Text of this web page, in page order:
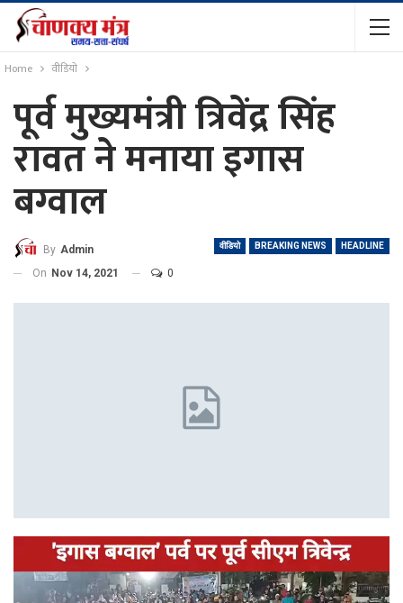
Home वीडियो
पूर्व मुख्यमंत्री त्रिवेंद्र सिंह
रावत ने मनाया इगास
बग्वाल
वीडियो BREAKING NEWS HEADLINE
By Admin
On Nov 14, 2021 0
Video
Player